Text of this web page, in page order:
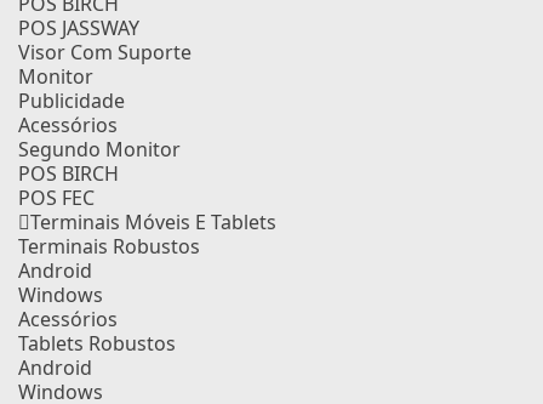
POS JASSWAY
Visor Com Suporte
Monitor
Publicidade
Acessórios
Segundo Monitor
POS BIRCH
POS FEC
Terminais Móveis E Tablets
Terminais Robustos
Android
Windows
Acessórios
Tablets Robustos
Android
Windows